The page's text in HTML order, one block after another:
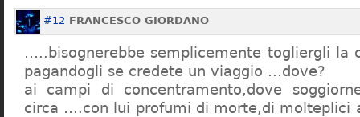
#12 FRANCESCO GIORDANO
…..bisognerebbe semplicemente togliergli la
pagandogli se credete un viaggio …dove?
ai campi di concentramento,dove
circa ….con lui profumi di morte,di molteplici